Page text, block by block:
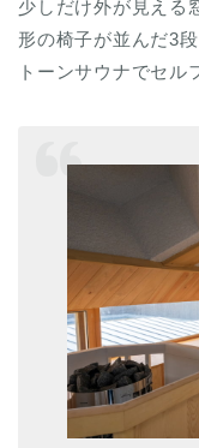
少しだけ外が見える
形の椅子が並んだ3
トーンサウナでセル